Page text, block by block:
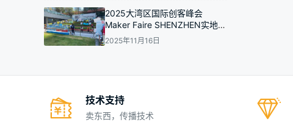
2025大湾区国际创客峰会
Maker Faire SHENZHEN实地走
访拍摄图集-小钉锤创造迷
2025年11月16日
技术支持
卖东西，传播技术